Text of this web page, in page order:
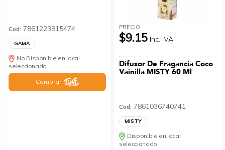
Cod: 7861223815474
GAMA
No Disponible en local
seleccionado
Comprar
PRECIO
$9.15 Inc. IVA
Difusor De Fragancia Coco
Vainilla MISTY 60 Ml
Cod: 7861036740741
MISTY
Disponible en local
seleccionado